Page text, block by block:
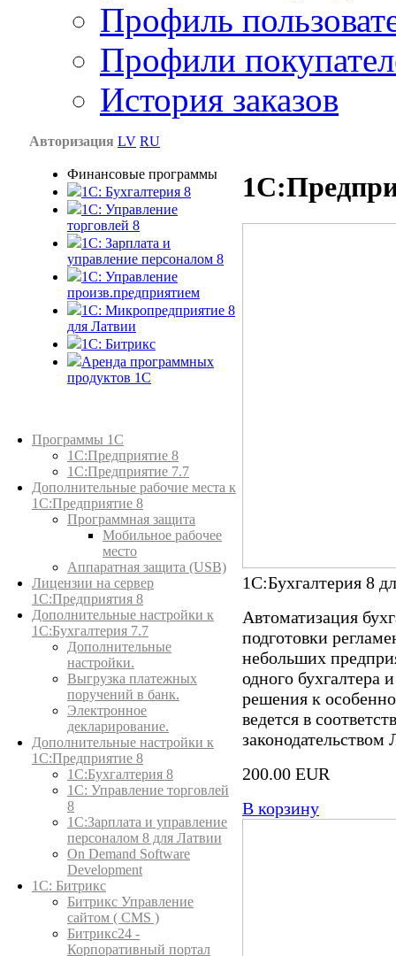
Профиль
Профили
История заказов
Авторизация LV RU
Финансовые программы
1С: Бухгалтерия 8
1C: Управление
торговлей 8
1C: Зарплата и
управление персоналом 8
1C: Управление
произв.предприятием
1С: Микропредприятие 8
для Латвии
1C: Битрикс
Аренда программных
продуктов 1С
Программы 1С
1С:Предприятие 8
1С:Предприятие 7.7
Дополнительные рабочие места к
1С:Предприятие 8
Программная защита
Мобильное рабочее
место
Аппаратная защита (USB)
Лицензии на сервер
1С:Предприятия 8
Дополнительные настройки к
1С:Бухгалтерия 7.7
Дополнительные
настройки.
Выгрузка платежных
поручений в банк.
Электронное
декларирование.
Дополнительные настройки к
1С:Предприятие 8
1С:Бухгалтерия 8
1C: Управление торговлей
8
1С:Зарплата и управление
персоналом 8 для Латвии
On Demand Software
Development
1С: Битрикс
Битрикс Управление
сайтом ( CMS )
Битрикс24 -
Корпоративный портал
1С:Бухгалтерия 8
Автоматизация
подготовки
небольших
одного бухгалтера
решения к
ведется в
200.00 EUR
В корзину